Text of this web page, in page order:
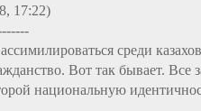
17:22)
среди
Вот так бывает. Все
национальную